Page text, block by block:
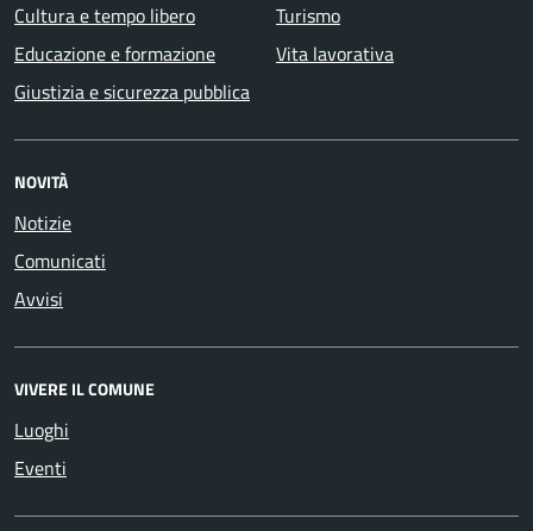
Cultura e tempo libero
Educazione e formazione
Giustizia e sicurezza pubblica
Turismo
Vita lavorativa
NOVITÀ
Notizie
Comunicati
Avvisi
VIVERE IL COMUNE
Luoghi
Eventi